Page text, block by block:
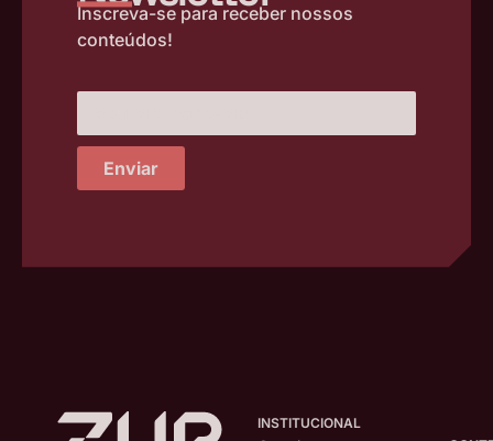
Inscreva-se para receber nossos
conteúdos!
Enviar
INSTITUCIONAL